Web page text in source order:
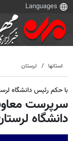
استانها لرستان
با حکم رئیس دانشگاه
سرپرست
دانشگاه